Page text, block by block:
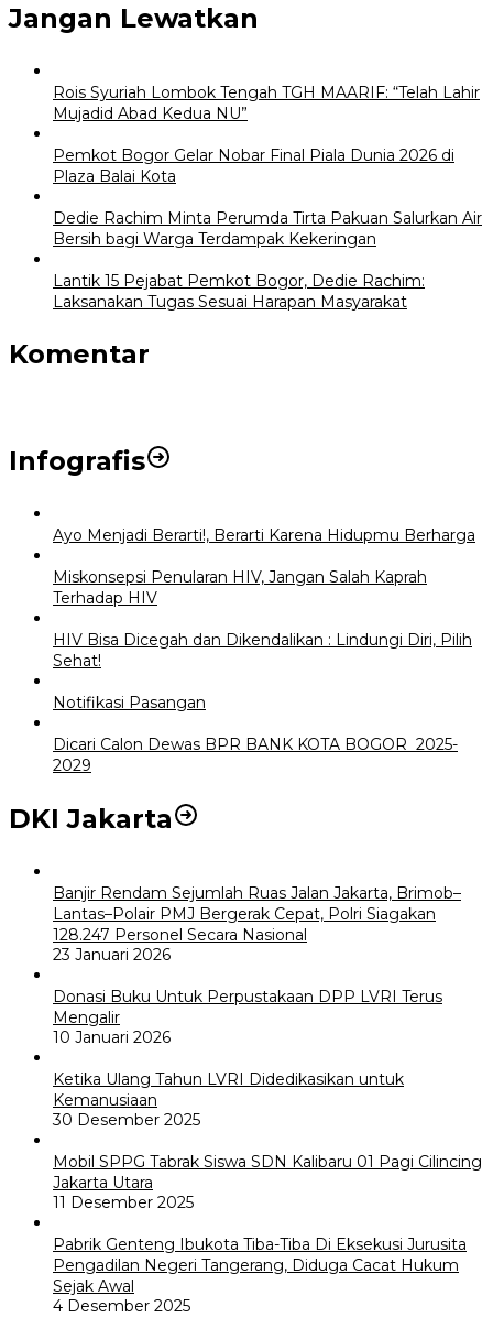
Jangan Lewatkan
Rois Syuriah Lombok Tengah TGH MAARIF: “Telah Lahir
Mujadid Abad Kedua NU”
Pemkot Bogor Gelar Nobar Final Piala Dunia 2026 di
Plaza Balai Kota
Dedie Rachim Minta Perumda Tirta Pakuan Salurkan Air
Bersih bagi Warga Terdampak Kekeringan
Lantik 15 Pejabat Pemkot Bogor, Dedie Rachim:
Laksanakan Tugas Sesuai Harapan Masyarakat
Komentar
Infografis
Ayo Menjadi Berarti!, Berarti Karena Hidupmu Berharga
Miskonsepsi Penularan HIV, Jangan Salah Kaprah
Terhadap HIV
HIV Bisa Dicegah dan Dikendalikan : Lindungi Diri, Pilih
Sehat!
Notifikasi Pasangan
Dicari Calon Dewas BPR BANK KOTA BOGOR 2025-
2029
DKI Jakarta
Banjir Rendam Sejumlah Ruas Jalan Jakarta, Brimob–
Lantas–Polair PMJ Bergerak Cepat, Polri Siagakan
128.247 Personel Secara Nasional
23 Januari 2026
Donasi Buku Untuk Perpustakaan DPP LVRI Terus
Mengalir
10 Januari 2026
Ketika Ulang Tahun LVRI Didedikasikan untuk
Kemanusiaan
30 Desember 2025
Mobil SPPG Tabrak Siswa SDN Kalibaru 01 Pagi Cilincing
Jakarta Utara
11 Desember 2025
Pabrik Genteng Ibukota Tiba-Tiba Di Eksekusi Jurusita
Pengadilan Negeri Tangerang, Diduga Cacat Hukum
Sejak Awal
4 Desember 2025